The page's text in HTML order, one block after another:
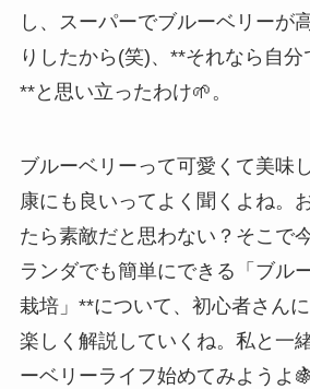
し、スーパーでブルーベリーが
りしたから(笑)、**それなら自分
**と思い立ったわけ🌱。
ブルーベリーって可愛くて美味
康にも良いってよく聞くよね。
たら素敵だと思わない？そこで
ランダでも簡単にできる「ブル
栽培」**について、初心者さん
楽しく解説していくね。私と一
ーベリーライフ始めてみようよ